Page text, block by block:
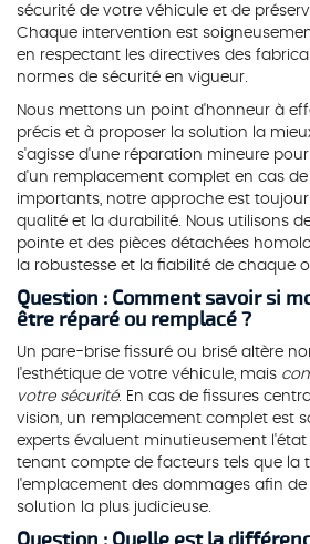
sécurité de votre véhicule et de
Chaque intervention est
en respectant les directives des
normes de sécurité en vigueur.
Nous mettons un point d'honneur à
précis et à proposer la solution la
s'agisse d'une réparation mineure
d'un remplacement complet en cas
importants, notre approche est
qualité et la durabilité. Nous utilisons
pointe et des pièces détachées
la robustesse et la fiabilité de chaque
Question : Comment savoir si
être réparé ou remplacé ?
Un pare-brise fissuré ou brisé altère
l'esthétique de votre véhicule, mais
votre sécurité. En cas de fissures
vision, un remplacement complet est
experts évaluent minutieusement
tenant compte de facteurs tels que la
l'emplacement des dommages afin
solution la plus judicieuse.